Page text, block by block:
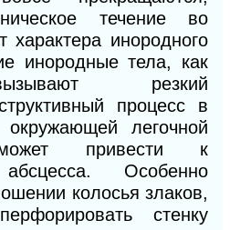
течение во
характера инородного
инородные тела, как
резкий
процесс в
легочной
привести к
Особенно
колосья злаков,
стенку